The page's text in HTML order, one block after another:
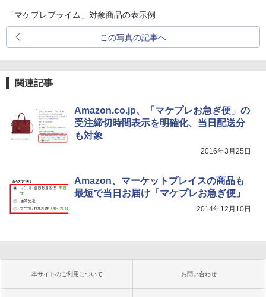
「マケプレプライム」対象商品の表示例
この写真の記事へ
関連記事
Amazon.co.jp、「マケプレお急ぎ便」の
受注締切時間表示を明確化、当日配送分
も対象
2016年3月25日
Amazon、マーケットプレイスの商品も
最短で当日お届け「マケプレお急ぎ便」
2014年12月10日
本サイトのご利用について お問い合わせ